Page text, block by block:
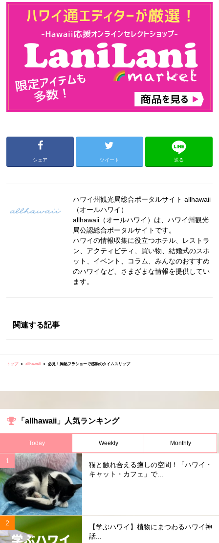
シェア ツイート 送る
ハワイ州観光局総合ポータルサイト allhawaii
（オールハワイ）
allhawaii（オールハワイ）は、ハワイ州観光
局公認総合ポータルサイトです。
ハワイの情報収集に役立つホテル、レストラ
ン、アクティビティ、買い物、結婚式のスポ
ット、イベント、コラム、みんなのおすすめ
のハワイなど、さまざまな情報を提供してい
ます。
関連する記事
トップ allhawaii 必見！胸熱フラショーで感動のタイムスリップ
「allhawaii」人気ランキング
Today Weekly Monthly
猫と触れ合える癒しの空間！「ハワイ・
キャット・カフェ」で...
【学ぶハワイ】植物にまつわるハワイ神
話...